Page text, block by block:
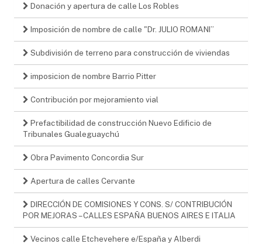
Donación y apertura de calle Los Robles
Imposición de nombre de calle "Dr. JULIO ROMANI”
Subdivisión de terreno para construcción de viviendas
imposicion de nombre Barrio Pitter
Contribución por mejoramiento vial
Prefactibilidad de construcción Nuevo Edificio de
Tribunales Gualeguaychú
Obra Pavimento Concordia Sur
Apertura de calles Cervante
DIRECCIÓN DE COMISIONES Y CONS. S/ CONTRIBUCIÓN
POR MEJORAS – CALLES ESPAÑA BUENOS AIRES E ITALIA
Vecinos calle Etchevehere e/España y Alberdi